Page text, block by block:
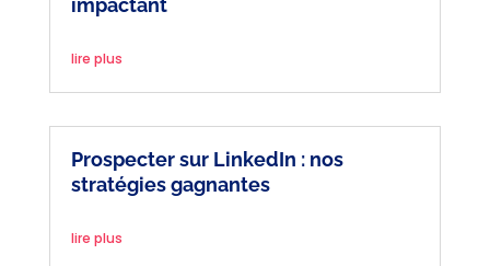
impactant
lire plus
Prospecter sur LinkedIn : nos
stratégies gagnantes
lire plus